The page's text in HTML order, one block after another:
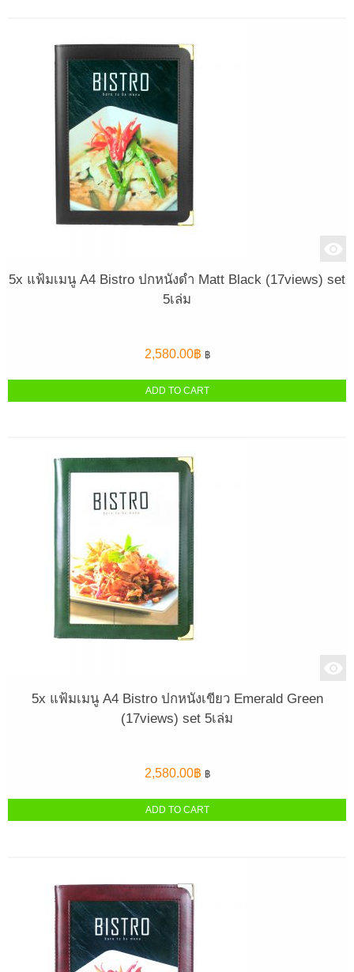
5x แฟ้มเมนู A4 Bistro ปกหนังดำ Matt Black (17views) set
5เล่ม
2,580.00฿ ฿
ADD TO CART
5x แฟ้มเมนู A4 Bistro ปกหนังเขียว Emerald Green
(17views) set 5เล่ม
2,580.00฿ ฿
ADD TO CART